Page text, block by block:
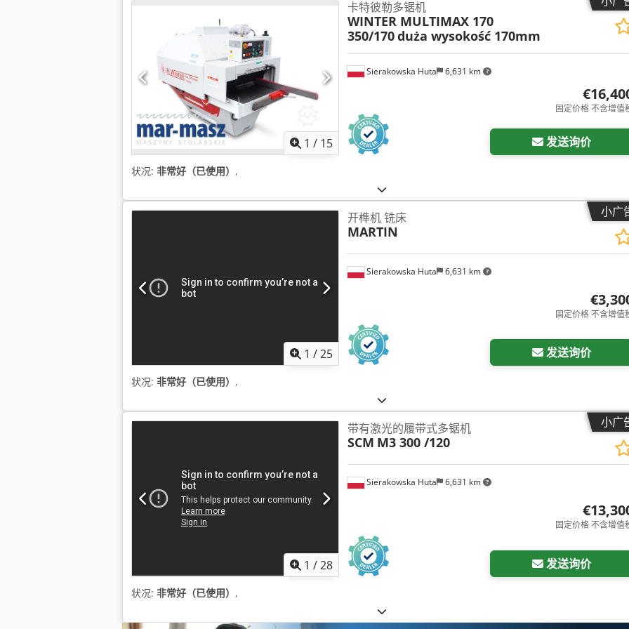
1 / 15
Sierakowska Huta 6,631 km
卡特彼勒多锯机
WINTER MULTIMAX 170
350/170duża wysokość 170mm
固定价格 不含增值
发送询价
状况: 非常好（已使用） ,
小广
1 /25
Sierakowska Huta 6,631 km
开榫机 铣床
MARTIN
固定价格 不含增值
发送询价
状况: 非常好（已使用） ,
小广
1 /28
Sierakowska Huta 6,631 km
带有激光的履带式多锯机
SCM M3 300 /120
固定价格 不含增值
发送询价
状况: 非常好（已使用） ,